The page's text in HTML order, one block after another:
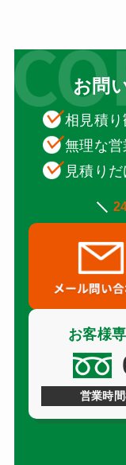
お問
相見積り
無理な営
見積りだ
お客様
営業時